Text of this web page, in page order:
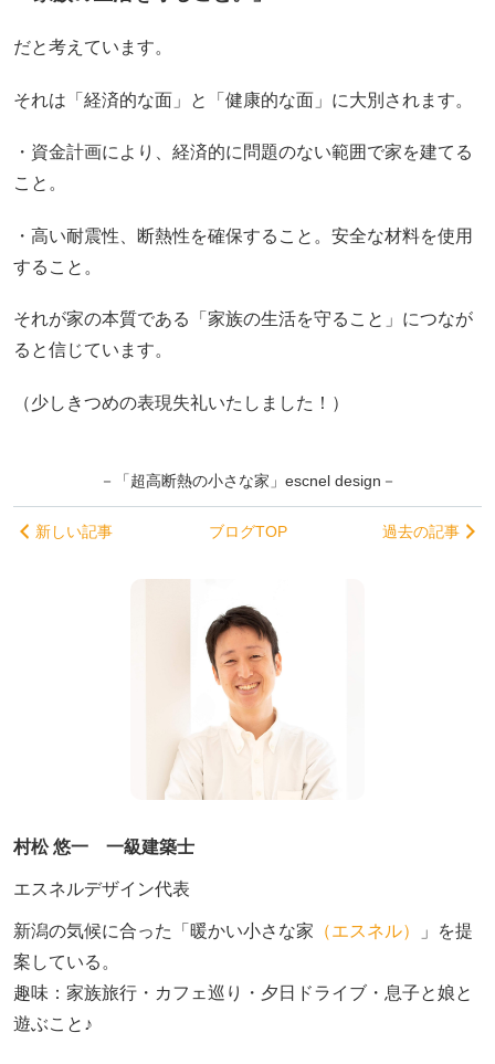
だと考えています。
それは「経済的な面」と「健康的な面」に大別されます。
・資金計画により、経済的に問題のない範囲で家を建てる
こと。
・高い耐震性、断熱性を確保すること。安全な材料を使用
すること。
それが家の本質である「家族の生活を守ること」につなが
ると信じています。
（少しきつめの表現失礼いたしました！）
－「超高断熱の小さな家」escnel design－
新しい記事 ブログTOP 過去の記事
村松 悠一 一級建築士
エスネルデザイン代表
新潟の気候に合った「暖かい小さな家 （エスネル）
」を提
案している。
趣味：家族旅行・カフェ巡り・夕日ドライブ・息子と娘と
遊ぶこと♪